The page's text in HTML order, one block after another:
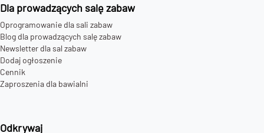
Dla prowadzących salę zabaw
Oprogramowanie dla sali zabaw
Blog dla prowadzących salę zabaw
Newsletter dla sal zabaw
Dodaj ogłoszenie
Cennik
Zaproszenia dla bawialni
Odkrywaj